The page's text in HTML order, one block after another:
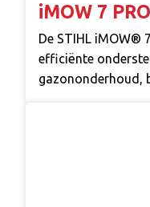
iMOW 7 PRO
De STIHL iMOW®
efficiënte
gazononderhoud,